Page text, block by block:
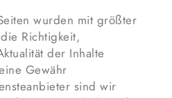
wurden mit größter
Richtigkeit,
der Inhalte
Gewähr
sind wir